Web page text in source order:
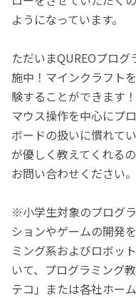
ようになっています。
ただいまQUREOプロ
施中！マインクラフト
験することができます！
マウス操作を中心にプ
ボードの扱いに慣れて
が優しく教えてくれる
お問い合わせください。
※小学生対象のプログ
ションやゲームの開発
ミング系およびロボッ
いて、プログラミング
テコ」または各社ホー